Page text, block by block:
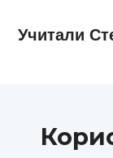
Учитали